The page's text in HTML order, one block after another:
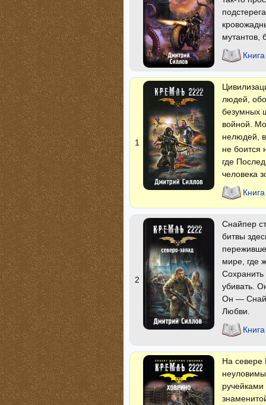
мутантов,
1
людей,
безумных
войной.
нелюдей,
не боится
где
человека
2
Снайпер
битвы
мире, где
Сохранить
убивать.
Он —
Любви.
На севере